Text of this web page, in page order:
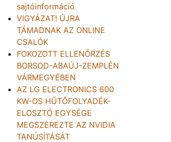
sajtóinformáció
VIGYÁZAT! ÚJRA
TÁMADNAK AZ ONLINE
CSALÓK
FOKOZOTT ELLENŐRZÉS
BORSOD-ABAÚJ-ZEMPLÉN
VÁRMEGYÉBEN
AZ LG ELECTRONICS 600
KW-OS HŰTŐFOLYADÉK-
ELOSZTÓ EGYSÉGE
MEGSZEREZTE AZ NVIDIA
TANÚSÍTÁSÁT